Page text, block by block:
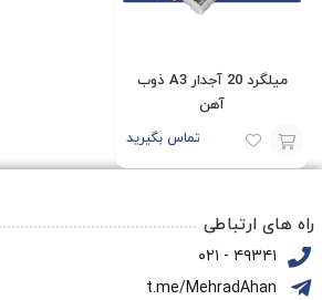
میلگرد 20 آجدار A3 ذوب
آهن
تماس بگیرید
افزودن
سبد
راه های ارتباطی
۴۹۳۴۱ - ۰۲۱
t.me/MehradAhan